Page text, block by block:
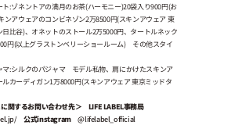
:ゾネントアの満月のお茶(ハーモニー)20袋入り900円(お
ンアウェアのコンビネゾン2万8500円(スキンアウェア 東
比谷)、オネットのストール2万5000円、タートルネック
円(以上グラストンベリーショールーム) その他スタイ
マ:シルクのパジャマ モデル私物、肩にかけたスキンア
ルカーディガン1万8000円(スキンアウェア 東京ミッドタ
に関するお問い合わせ先＞ LIFE LABEL事務局
公式instagram
@lifelabel_official